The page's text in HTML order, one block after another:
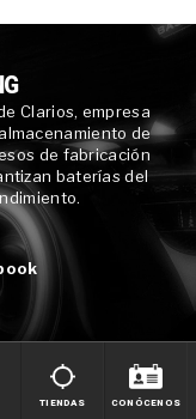
Clarios, empresa
de
de fabricación
baterías del
TIENDAS CONÓCENOS